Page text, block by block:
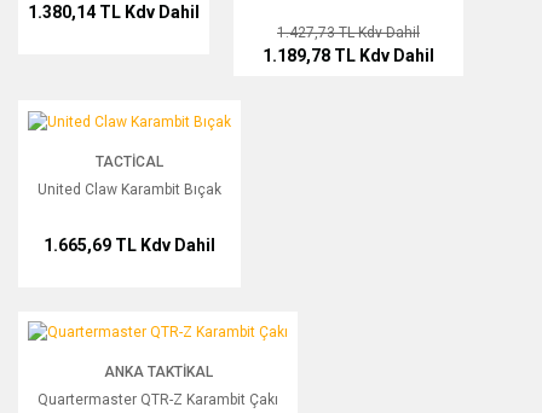
1.380,14 TL Kdv Dahil
1.427,73 TLKdv Dahil
1.189,78 TL Kdv Dahil
United Claw Karambit Bıçak
TACTICAL
United Claw Karambit Bıçak
1.665,69 TL Kdv Dahil
Quartermaster QTR-Z Karambit Çakı
ANKA TAKTIKAL
Quartermaster QTR-Z Karambit Çakı